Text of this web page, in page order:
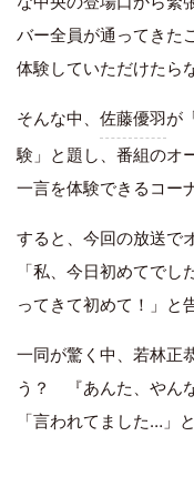
バー全員が通ってきた
体験していただけたら
そんな中、 佐藤優羽が
験」と題し、番組のオ
一言を体験できるコー
すると、今回の放送で
「私、今日初めてで
ってきて初めて！」と
一同が驚く中、若林正
う？ 『あんた、やん
「言われてました…」